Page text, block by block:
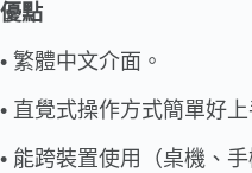
優點
• 繁體中文介面。
• 直覺式操作方式簡單好上
• 能跨裝置使用（桌機、